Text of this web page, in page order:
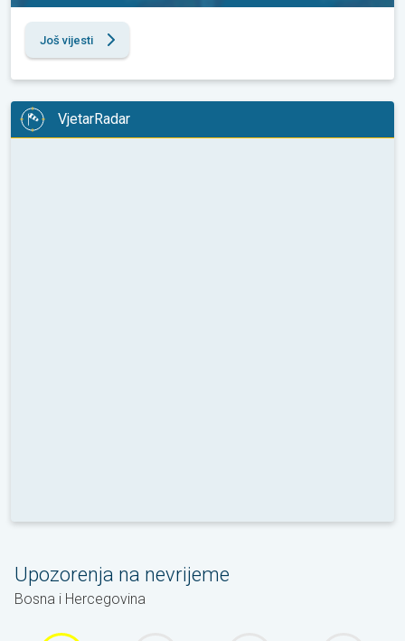
Još vijesti
VjetarRadar
Upozorenja na nevrijeme
Bosna i Hercegovina